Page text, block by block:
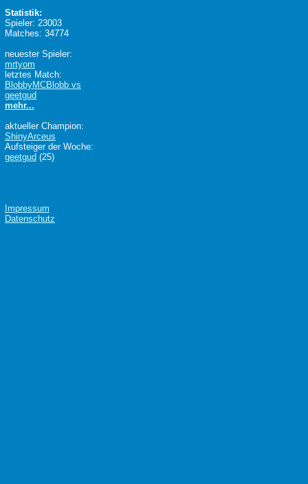
Statistik:
Spieler: 23003
Matches: 34774
neuester Spieler:
mrtyom
letztes Match:
BlobbyMCBlobb vs
geetgud
mehr...
aktueller Champion:
ShinyArceus
Aufsteiger der Woche:
geetgud (25)
Impressum
Datenschutz